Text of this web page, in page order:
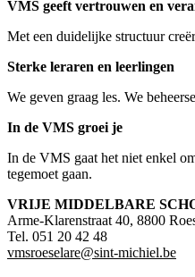
VMS geeft vertrouwen en
Met een duidelijke structuur
Sterke leraren en leerlingen
We geven graag les. We
In de VMS groei je
In de VMS gaat het niet enkel
tegemoet gaan.
VRIJE MIDDELBARE
Arme-Klarenstraat 40, 8800
Tel. 051 20 42 48
vmsroeselare@sint-michiel.be